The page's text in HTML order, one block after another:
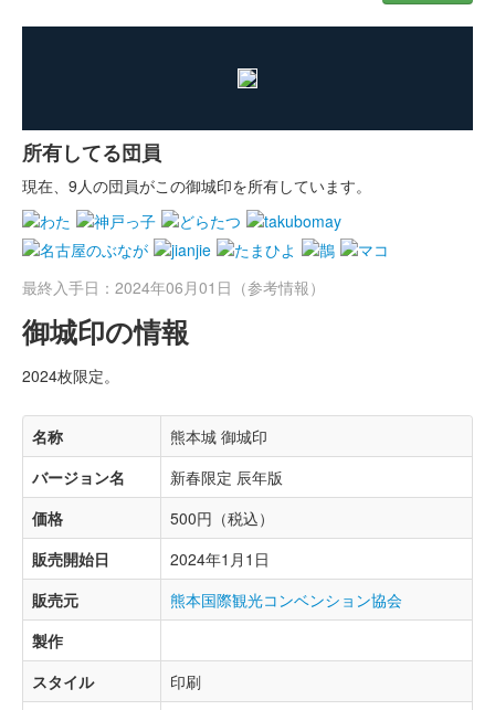
所有してる団員
現在、9人の団員がこの御城印を所有しています。
最終入手日：2024年06月01日（参考情報）
御城印の情報
2024枚限定。
名称
熊本城 御城印
バージョン名
新春限定 辰年版
価格
500円（税込）
販売開始日
2024年1月1日
販売元
熊本国際観光コンベンション協会
製作
スタイル
印刷